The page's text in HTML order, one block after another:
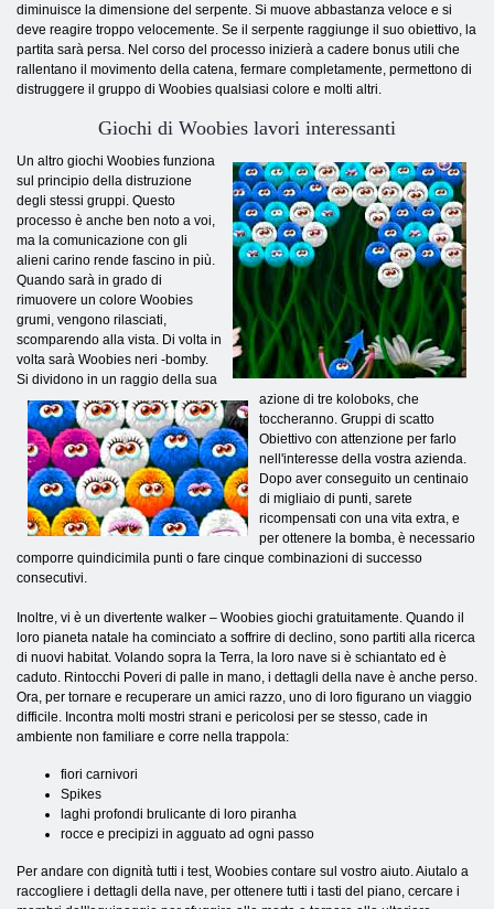
diminuisce la dimensione del serpente. Si muove abbastanza veloce e si
deve reagire troppo velocemente. Se il serpente raggiunge il suo obiettivo, la
partita sarà persa. Nel corso del processo inizierà a cadere bonus utili che
rallentano il movimento della catena, fermare completamente, permettono di
distruggere il gruppo di Woobies qualsiasi colore e molti altri.
Giochi di Woobies lavori interessanti
Un altro giochi Woobies funziona
sul principio della distruzione
degli stessi gruppi. Questo
processo è anche ben noto a voi,
ma la comunicazione con gli
alieni carino rende fascino in più.
Quando sarà in grado di
rimuovere un colore Woobies
grumi, vengono rilasciati,
scomparendo alla vista. Di volta in
volta sarà Woobies neri -bomby.
Si dividono in un raggio della sua
azione di tre koloboks, che
toccheranno. Gruppi di scatto
Obiettivo con attenzione per farlo
nell'interesse della vostra azienda.
Dopo aver conseguito un centinaio
di migliaio di punti, sarete
ricompensati con una vita extra, e
per ottenere la bomba, è necessario
comporre quindicimila punti o fare cinque combinazioni di successo
consecutivi.
Inoltre, vi è un divertente walker – Woobies giochi gratuitamente. Quando il
loro pianeta natale ha cominciato a soffrire di declino, sono partiti alla ricerca
di nuovi habitat. Volando sopra la Terra, la loro nave si è schiantato ed è
caduto. Rintocchi Poveri di palle in mano, i dettagli della nave è anche perso.
Ora, per tornare e recuperare un amici razzo, uno di loro figurano un viaggio
difficile. Incontra molti mostri strani e pericolosi per se stesso, cade in
ambiente non familiare e corre nella trappola:
fiori carnivori
Spikes
laghi profondi brulicante di loro piranha
rocce e precipizi in agguato ad ogni passo
Per andare con dignità tutti i test, Woobies contare sul vostro aiuto. Aiutalo a
raccogliere i dettagli della nave, per ottenere tutti i tasti del piano, cercare i